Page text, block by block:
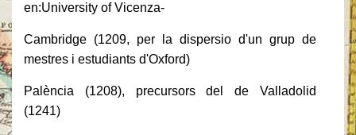
en:University of Vicenza-
Cambridge (1209, per la dispersio d'un grup de
mestres i estudiants d'Oxford)
Palència (1208), precursors del de Valladolid
(1241)